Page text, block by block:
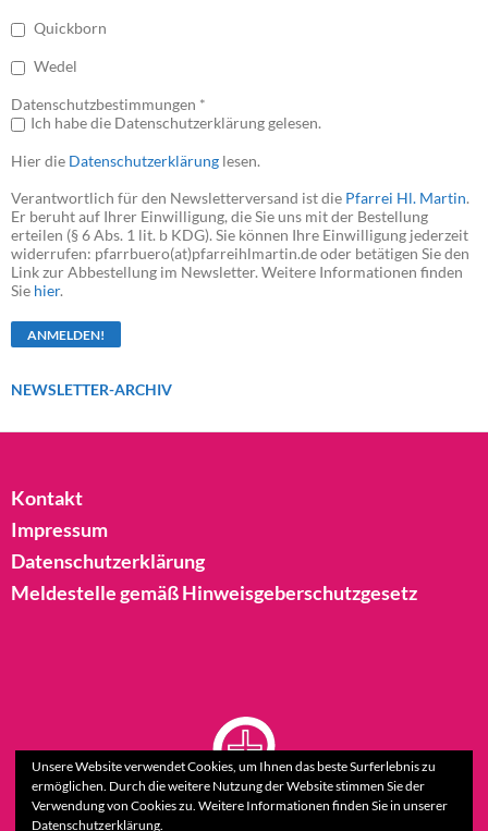
Quickborn
Wedel
Datenschutzbestimmungen *
Ich habe die Datenschutzerklärung gelesen.
Hier die Datenschutzerklärung lesen.
Verantwortlich für den Newsletterversand ist die Pfarrei Hl. Martin.
Er beruht auf Ihrer Einwilligung, die Sie uns mit der Bestellung
erteilen (§ 6 Abs. 1 lit. b KDG). Sie können Ihre Einwilligung jederzeit
widerrufen: pfarrbuero(at)pfarreihlmartin.de oder betätigen Sie den
Link zur Abbestellung im Newsletter. Weitere Informationen finden
Sie hier.
NEWSLETTER-ARCHIV
Kontakt
Impressum
Datenschutzerklärung
Meldestelle gemäß Hinweisgeberschutzgesetz
Unsere Website verwendet Cookies, um Ihnen das beste Surferlebnis zu
ermöglichen. Durch die weitere Nutzung der Website stimmen Sie der
Verwendung von Cookies zu. Weitere Informationen finden Sie in unserer
Datenschutzerklärung.